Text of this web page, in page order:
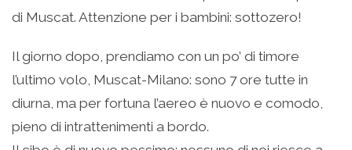
di Muscat. Attenzione per i bambini: sottozero!
Il giorno dopo, prendiamo con un po’ di timore
l’ultimo volo, Muscat-Milano: sono 7 ore tutte in
diurna, ma per fortuna l’aereo è nuovo e comodo,
pieno di intrattenimenti a bordo.